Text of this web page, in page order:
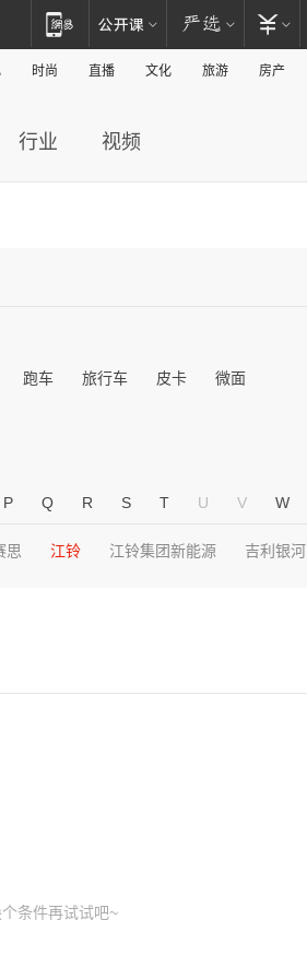
时尚 直播 文化 旅游 房产
行业 视频
跑车 旅行车 皮卡 微面
P Q R S T U V W
思 江铃 江铃集团新能源 吉利银河
条件再试试吧~